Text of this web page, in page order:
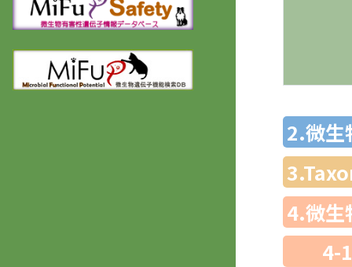
2.微生
4.微生
4-